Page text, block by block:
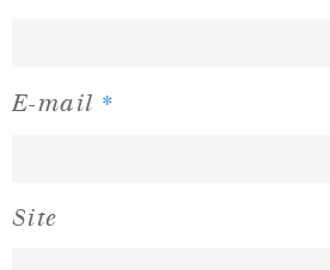
E-mail *
Site